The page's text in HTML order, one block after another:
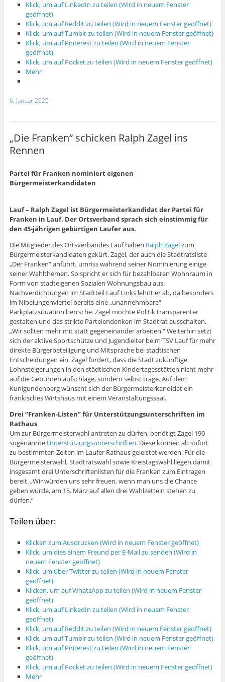
Klick, um auf LinkedIn zu teilen (Wird in neuem Fenster
geöffnet)
Klick, um auf Reddit zu teilen (Wird in neuem Fenster geöffnet)
Klick, um auf Tumblr zu teilen (Wird in neuem Fenster geöffnet)
Klick, um auf Pinterest zu teilen (Wird in neuem Fenster
geöffnet)
Klick, um auf Pocket zu teilen (Wird in neuem Fenster geöffnet)
Mehr
6. Januar 2020
„Die Franken“ schicken Ralph Zagel ins
Rennen
Partei für Franken nominiert eigenen
Bürgermeisterkandidaten
Lauf – Ralph Zagel ist Bürgermeisterkandidat der Partei für
Franken in Lauf. Der Ortsverband sprach sich einstimmig für
den 45-jährigen gebürtigen Laufer aus.
Die Mitglieder des Ortsverbandes Lauf haben Ralph Zagelzum
Bürgermeisterkandidaten gekürt. Zagel, der auch die Stadtratsliste
„Der Franken“ anführt, umriss während seiner Nominierung einige
seiner Wahlthemen. So spricht er sich für bezahlbaren Wohnraum in
Form von stadteigenen Sozialen Wohnungsbau aus.
Nachverdichtungen im Stadtteil Lauf Links lehnt er ab, da besonders
im Nibelungenviertel bereits eine „unannehmbare“
Parkplatzsituation herrsche. Zagel möchte Politik transparenter
gestalten und das strikte Parteiendenken im Stadtrat ausschalten.
„Wir sollten mehr mit statt gegeneinander arbeiten.“ Weiterhin setzt
sich der aktive Sportschütze und Jugendleiter beim TSV Lauf für mehr
direkte Bürgerbeteiligung und Mitsprache bei städtischen
Entscheidungen ein. Zagel fordert, dass die Stadt zukünftige
Lohnsteigerungen in den städtischen Kindertagesstätten nicht mehr
auf die Gebühren aufschlage, sondern selbst trage. Auf dem
Kunigundenberg wünscht sich der Bürgermeisterkandidat ein
fränkisches Wirtshaus mit einem Veranstaltungssaal.
Drei “Franken-Listen” für Unterstützungsunterschriften im
Rathaus
Um zur Bürgermeisterwahl antreten zu dürfen, benötigt Zagel 190
sogenannte Unterstützungsunterschriften. Diese können ab sofort
zu bestimmten Zeiten im Laufer Rathaus geleistet werden. Für die
Bürgermeisterwahl, Stadtratswahl sowie Kreistagswahl liegen damit
insgesamt drei Unterschriftenlisten für die Franken zum Eintragen
bereit. „Wir würden uns sehr freuen, wenn man uns die Chance
geben würde, am 15. März auf allen drei Wahlzetteln stehen zu
dürfen.“
Teilen über:
Klicken zum Ausdrucken (Wird in neuem Fenster geöffnet)
Klick, um dies einem Freund per E-Mail zu senden (Wird in
neuem Fenster geöffnet)
Klick, um über Twitter zu teilen (Wird in neuem Fenster
geöffnet)
Klicken, um auf WhatsApp zu teilen (Wird in neuem Fenster
geöffnet)
Klick, um auf LinkedIn zu teilen (Wird in neuem Fenster
geöffnet)
Klick, um auf Reddit zu teilen (Wird in neuem Fenster geöffnet)
Klick, um auf Tumblr zu teilen (Wird in neuem Fenster geöffnet)
Klick, um auf Pinterest zu teilen (Wird in neuem Fenster
geöffnet)
Klick, um auf Pocket zu teilen (Wird in neuem Fenster geöffnet)
Mehr